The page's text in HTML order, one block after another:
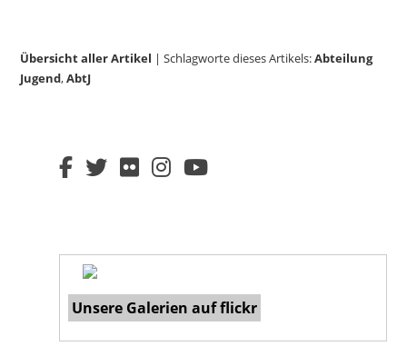
Übersicht aller Artikel | Schlagworte dieses Artikels:Abteilung
Jugend,AbtJ
Unsere Galerien auf flickr